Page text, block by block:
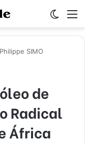
SIMO
de
Radical
África